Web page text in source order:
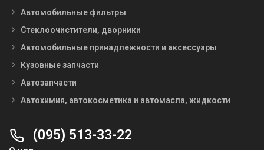
Автомобильные фильтры
Стеклоочистители, дворники
Автомобильные принадлежности и аксессуары
Кузовные запчасти
Автозапчасти
Автохимия, автокосметика и автомасла, жидкости
(095) 513-33-22